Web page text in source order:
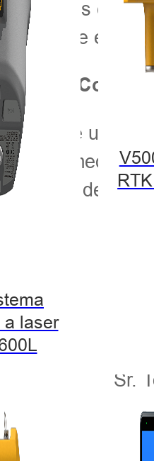
a laser
mais
interesse em
SecureCom
é uma
e
de
Sr.